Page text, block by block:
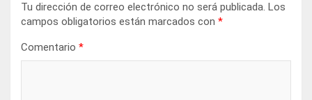
Tu dirección de correo electrónico no será publicada. Los
campos obligatorios están marcados con *
Comentario *